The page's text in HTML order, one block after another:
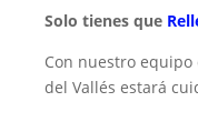
Solo tienes que
Con nuestro
del Vallés estará